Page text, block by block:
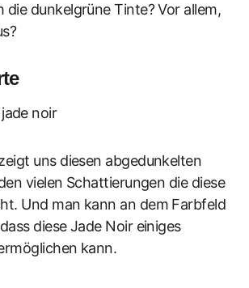
die dunkelgrüne Tinte? Vor allem,
uns diesen abgedunkelten
vielen Schattierungen die diese
Und man kann an dem Farbfeld
diese Jade Noir einiges
kann.